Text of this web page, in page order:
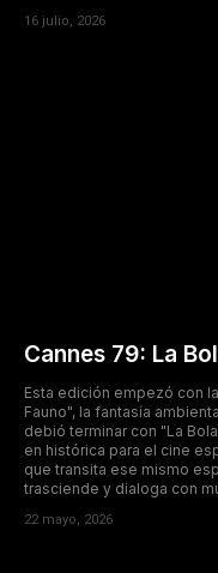
16 julio, 2026
Cannes 79: La
Esta edición empezó con
Fauno", la fantasía
debió terminar con "La
en histórica para el cine
que transita ese mismo
trasciende y dialoga con
22 mayo, 2026